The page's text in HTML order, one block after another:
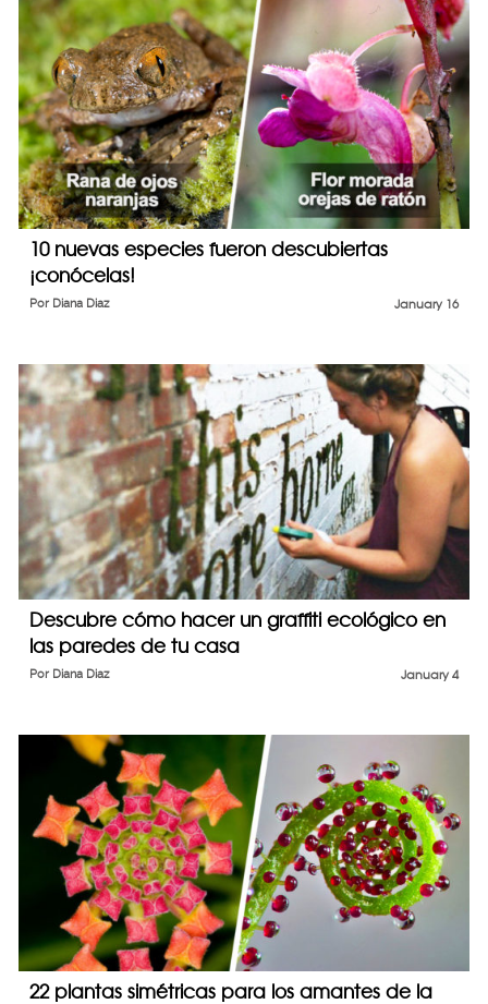
10 nuevas especies fueron descubiertas
¡conócelas!
January 16
Por Diana Diaz
Descubre cómo hacer un graffiti ecológico en
las paredes de tu casa
January 4
Por Diana Diaz
22 plantas simétricas para los amantes de la